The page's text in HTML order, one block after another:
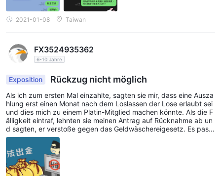
2021-01-08 Taiwan
FX3524935362
6-10 Jahre
Exposition Rückzug nicht möglich
Als ich zum ersten Mal einzahlte, sagten sie mir, dass eine Ausza
hlung erst einen Monat nach dem Loslassen der Lose erlaubt sei
und dies mich zu einem Platin-Mitglied machen könnte. Als die F
älligkeit eintraf, lehnten sie meinen Antrag auf Rücknahme ab un
d sagten, er verstoße gegen das Geldwäschereigesetz. Es passi
erte wieder, als ich zwei Konten zum Einzahlen benutzte. Mein G
eld ist jetzt eingefroren. Schlimmer noch, sie behaupteten, mir ei
n Zehntel des Gesamtbetrags in Rechnung zu stellen, wenn ich
mein Geld zurückhaben möchte. Macht es irgendeinen Sinn? We
r kann mir helfen?